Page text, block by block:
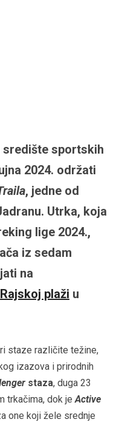
sportskih
2024. održati
, jedne od
Utrka, koja
lige 2024.,
iz sedam
na
Rajskoj plaži u
staze različite težine,
izazova i prirodnih
staza, duga 23
trkačima, dok je Active
one koji žele srednje